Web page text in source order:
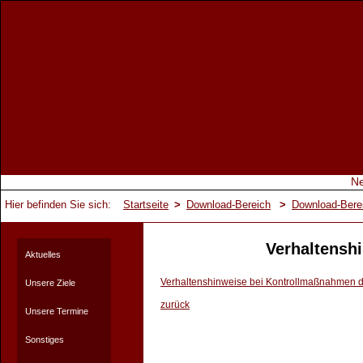
Hier befinden Sie sich: Startseite > Download-Bereich > Download-
Aktuelles
Unsere Ziele
Unsere Termine
Sonstiges
Verhaltenshinweise bei Kontrollmaßnahmen
zurück